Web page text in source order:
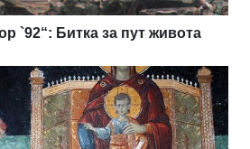
`92“: Битка за пут живота